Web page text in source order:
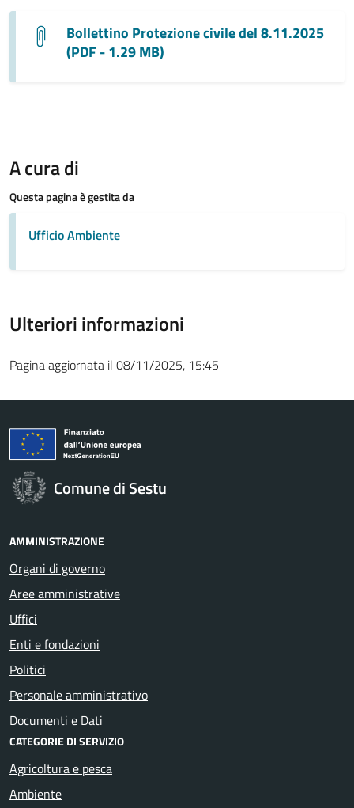
Bollettino Protezione civile del 8.11.2025
(PDF - 1.29 MB)
A cura di
Questa pagina è gestita da
Ufficio Ambiente
Ulteriori informazioni
Pagina aggiornata il 08/11/2025, 15:45
Comune di Sestu
AMMINISTRAZIONE
Organi di governo
Aree amministrative
Uffici
Enti e fondazioni
Politici
Personale amministrativo
Documenti e Dati
CATEGORIE DI SERVIZIO
Agricoltura e pesca
Ambiente